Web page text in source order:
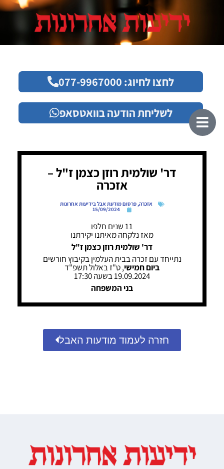
לחצו לחיוג: 077-9967000
לשליחת הודעה בוואטסאפ
דר' שולמית רוזן כצמן ז"ל –
אזכרה
אזכרה,פרסום מודעת אבל בידיעות אחרונות
15/09/2024
11 שנים חלפו
מאז נלקחה מאיתנו יקירתנו
דר' שולמית רוזן כצמן ז"ל
נתייחד עם זכרה בבית העלמין בקיבוץ חורשים
ביום חמישי, ט"ז באלול תשפ"ד
19.09.2024 בשעה 17:30
בני המשפחה
חזרה לעמוד מודעות האבל